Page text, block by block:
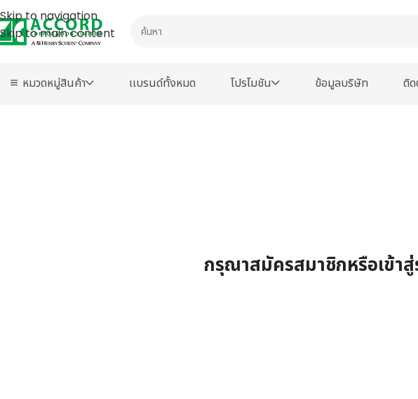
Skip to navigation
Skip to main content
หมวดหมู่สินค้า เเบรนด์ทั้งหมด โปรโมชัน ข้อมูลบริษัท ติด
กรุณาสมัครสมาชิกหรือเข้าสู่